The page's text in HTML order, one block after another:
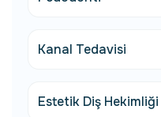
Kanal Tedavisi
Estetik Diş Hekimliği